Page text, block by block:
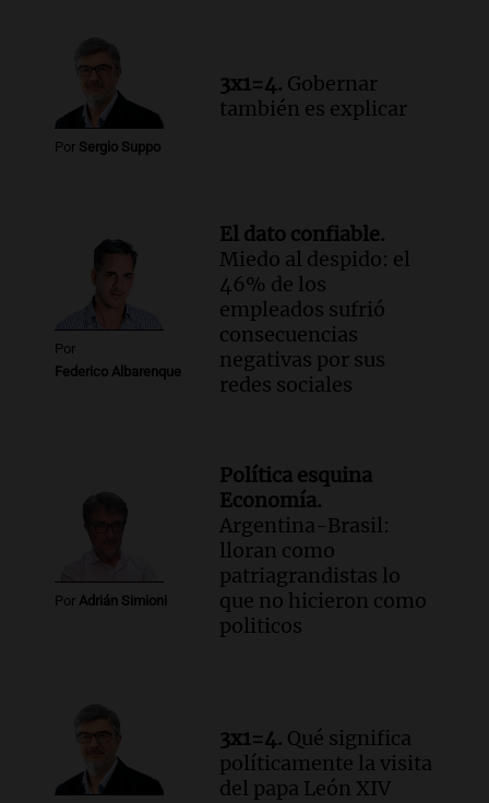
Informados al regreso
Episodios
Por Sergio Suppo
3x1=4. Gobernar
también es explicar
Por
Federico Albarenque
El dato confiable.
Miedo al despido: el
46% de los
empleados sufrió
consecuencias
negativas por sus
redes sociales
Por Adrián Simioni
Política esquina
Economía.
Argentina-Brasil:
lloran como
patriagrandistas lo
que no hicieron como
politicos
3x1=4. Qué significa
políticamente la visita
del papa León XIV